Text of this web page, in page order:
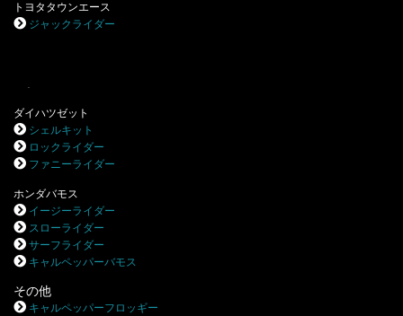
トヨタタウンエース
ジャックライダー
ダイハツゼット
シェルキット
ロックライダー
ファニーライダー
ホンダバモス
イージーライダー
スローライダー
サーフライダー
キャルペッパーバモス
その他
キャルペッパーフロッギー